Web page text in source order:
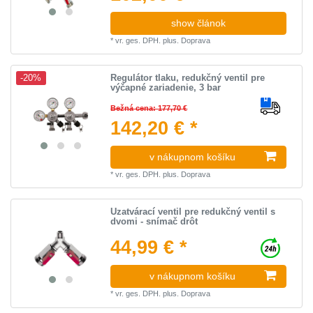
show článok
*vr. ges. DPH. plus. Doprava
-20%
Regulátor tlaku, redukčný ventil pre
výčapné zariadenie, 3 bar
Bežná cena: 177,70 €
142,20 € *
v nákupnom košíku
*vr. ges. DPH. plus. Doprava
Uzatvárací ventil pre redukčný ventil s
dvomi - snímač drôt
44,99 € *
v nákupnom košíku
*vr. ges. DPH. plus. Doprava